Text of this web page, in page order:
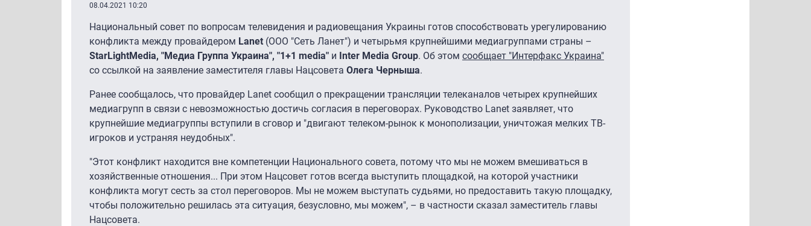
08.04.2021 10:20
Национальный совет по вопросам телевидения и радиовещания Украины готов способствовать урегулированию
конфликта между провайдером Lanet (ООО "Сеть Ланет") и четырьмя крупнейшими медиагруппами страны –
StarLightMedia, "Медиа Группа Украина", "1+1 media" и Inter Media Group. Об этом сообщает "Интерфакс Украина"
со ссылкой на заявление заместителя главы Нацсовета Олега Черныша.
Ранее сообщалось, что провайдер Lanet сообщил о прекращении трансляции телеканалов четырех крупнейших
медиагрупп в связи с невозможностью достичь согласия в переговорах. Руководство Lanet заявляет, что
крупнейшие медиагруппы вступили в сговор и "двигают телеком-рынок к монополизации, уничтожая мелких ТВ-
игроков и устраняя неудобных".
"Этот конфликт находится вне компетенции Национального совета, потому что мы не можем вмешиваться в
хозяйственные отношения... При этом Нацсовет готов всегда выступить площадкой, на которой участники
конфликта могут сесть за стол переговоров. Мы не можем выступать судьями, но предоставить такую площадку,
чтобы положительно решилась эта ситуация, безусловно, мы можем", – в частности сказал заместитель главы
Нацсовета.